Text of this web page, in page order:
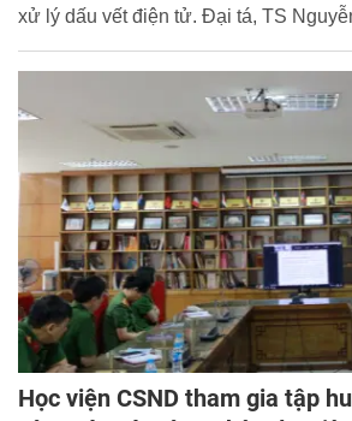
xử lý dấu vết điện tử. Đại tá, TS
điều tra dự và chủ trì buổi lễ.
Học viện CSND tham gia tập